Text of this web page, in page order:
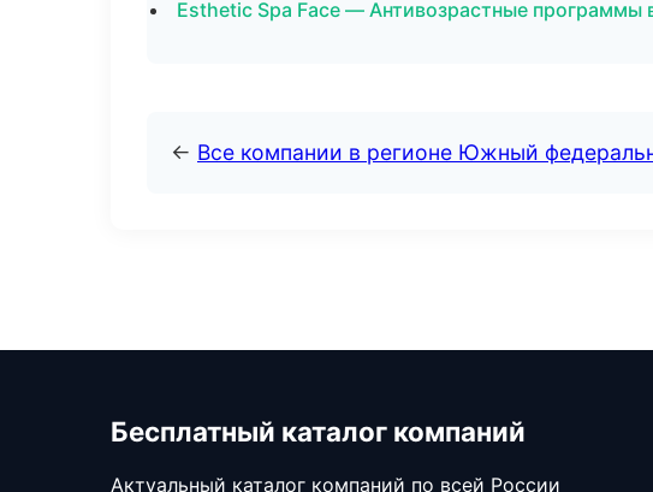
Esthetic Spa Face — Антивозрастные программы
← Все компании в регионе Южный
Бесплатный каталог компаний
Актуальный каталог компаний по всей России